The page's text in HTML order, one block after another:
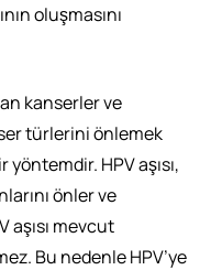
oluşmasını
kanserler ve
türlerini önlemek
HPV aşısı,
önler ve
aşısı mevcut
Bu nedenle HPV’ye